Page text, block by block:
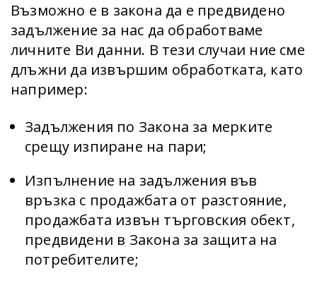
Възможно е в закона да е предвидено
задължение за нас да обработваме
личните Ви данни. В тези случаи ние сме
длъжни да извършим обработката, като
например:
Задължения по Закона за мерките
срещу изпиране на пари;
Изпълнение на задължения във
връзка с продажбата от разстояние,
продажбата извън търговския обект,
предвидени в Закона за защита на
потребителите;